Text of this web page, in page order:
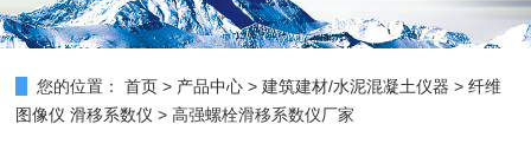
您的位置： 首页 > 产品中心 >建筑建材/水泥混凝土仪器 >纤维
图像仪 滑移系数仪 > 高强螺栓滑移系数仪厂家